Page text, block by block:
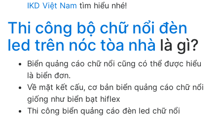
IKD Việt Nam tìm hiểu nhé!
Thi công bộ chữ nổi đèn
led trên nóc tòa nhà là gì?
Biển quảng cáo chữ nổi cũng có thể được hiểu
là biển đơn.
Về mặt kết cấu, cơ bản biển quảng cáo chữ nổi
giống như biển bạt hiflex
Thi công biển quảng cáo đèn led chữ nổi